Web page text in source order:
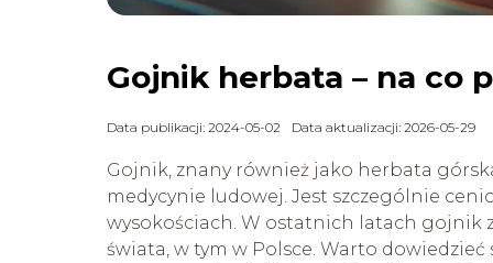
Gojnik herbata – na co
Data publikacji: 2024-05-02 Data aktualizacji: 2026-05-29
Gojnik, znany również jako herbata
medycynie ludowej. Jest szczególnie
wysokościach. W ostatnich latach gojnik
świata, w tym w Polsce. Warto